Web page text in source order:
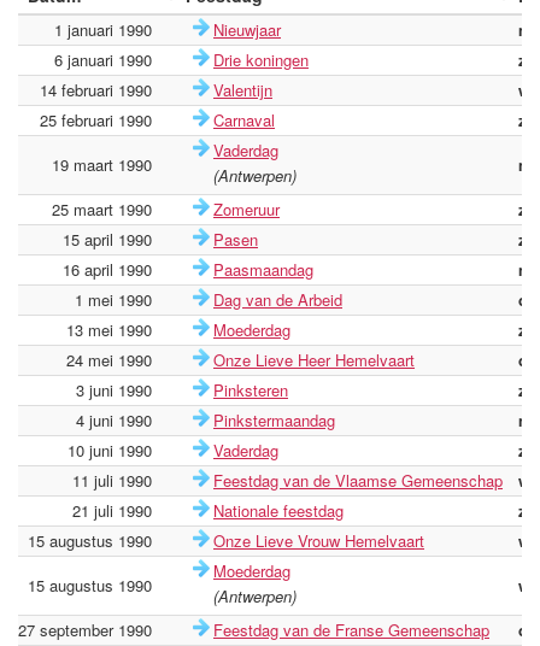
1 januari 1990 Nieuwjaar
6 januari 1990
Drie koningen
14 februari 1990
Valentijn
25 februari 1990
Carnaval
19 maart 1990
Vaderdag
(Antwerpen)
25 maart 1990
Zomeruur
15 april 1990
Pasen
16 april 1990
Paasmaandag
1 mei 1990
Dag van de Arbeid
13 mei 1990
Moederdag
24 mei 1990
Onze Lieve Heer Hemelvaart
3 juni 1990
Pinksteren
4 juni 1990
Pinkstermaandag
10 juni 1990
Vaderdag
11 juli 1990
Feestdag van de Vlaamse Gemeenschap
21 juli 1990
Nationale feestdag
15 augustus 1990
Onze Lieve Vrouw Hemelvaart
15 augustus 1990
Moederdag
(Antwerpen)
27 september 1990
Feestdag van de Franse Gemeenschap